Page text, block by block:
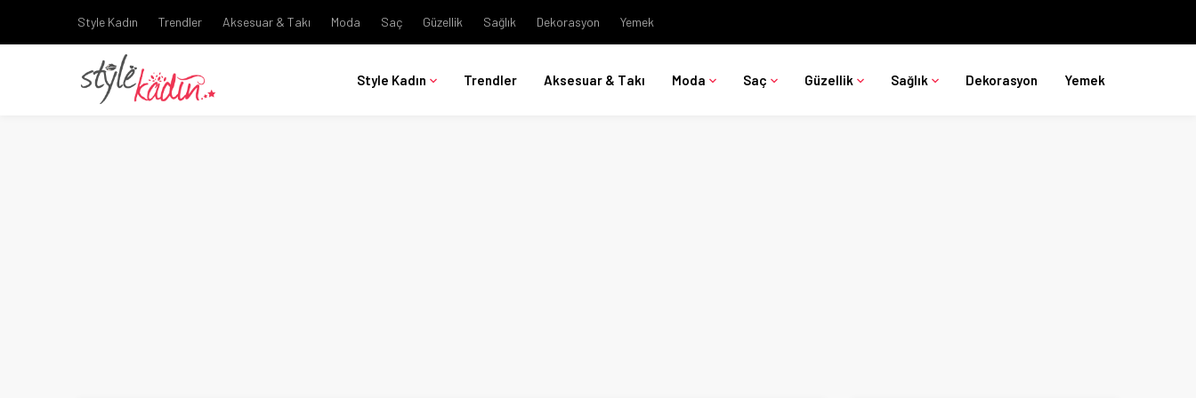
Style Kadın Trendler Aksesuar & Takı Moda Saç Güzellik Sağlık Dekorasyon Yemek
Style Kadın Trendler Aksesuar & Takı Moda Saç Güzellik Sağlık Dekorasyon Yemek